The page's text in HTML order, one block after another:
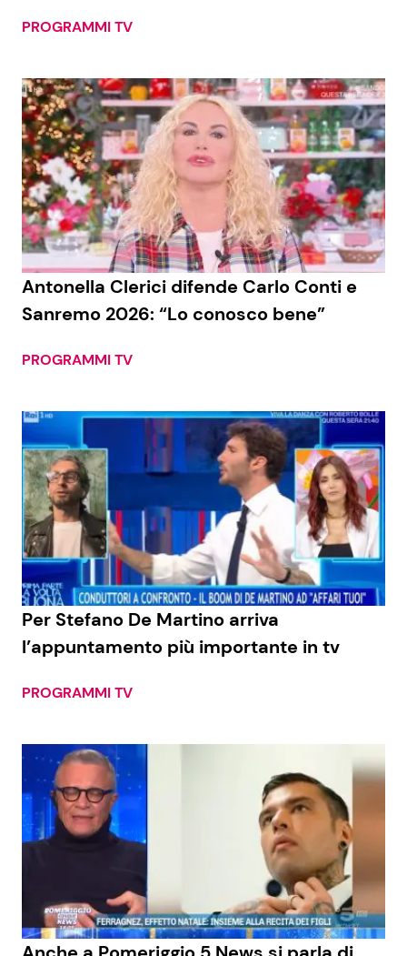
PROGRAMMI TV
Antonella Clerici difende Carlo Conti e
Sanremo 2026: “Lo conosco bene”
PROGRAMMI TV
Per Stefano De Martino arriva
l’appuntamento più importante in tv
PROGRAMMI TV